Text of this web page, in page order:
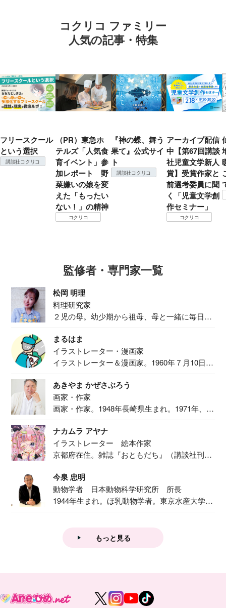
コクリコ ファミリー
人気の記事・特集
フリースクール
という選択
講談社コクリコ
（PR）東急ホ
テルズ「人気食
育イベント」参
加レポート 野
菜嫌いの娘を変
えた「もったい
ない！」の精神
コクリコ
『神の蝶、舞う
果て』公式サイ
ト
講談社コクリコ
アーカイブ配信
中【第67回講談
社児童文学新人
賞】受賞作家と
前選考委員に聞
く「児童文学創
作セミナー」
コクリコ
監修者・専門家一覧
松岡 明理
料理研究家
２児の母。幼少期から祖母、母と一緒に毎日の
まるはま
イラストレーター・漫画家
イラストレーター＆漫画家。1960年７月10日生
あきやま かぜさぶろう
画家・作家
画家・作家。1948年長崎県生まれ。1971年、
ナカムラ アヤナ
イラストレーター 絵本作家
京都府在住。雑誌『おともだち』（講談社刊）
今泉 忠明
動物学者 日本動物科学研究所 所長
1944年生まれ。ほ乳動物学者。東京水産大学卒
もっと見る